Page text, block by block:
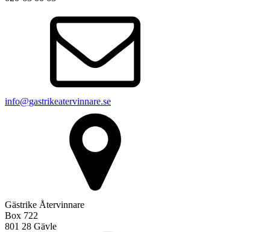
info@gastrikeatervinnare.se
Gästrike Återvinnare
Box 722
801 28 Gävle